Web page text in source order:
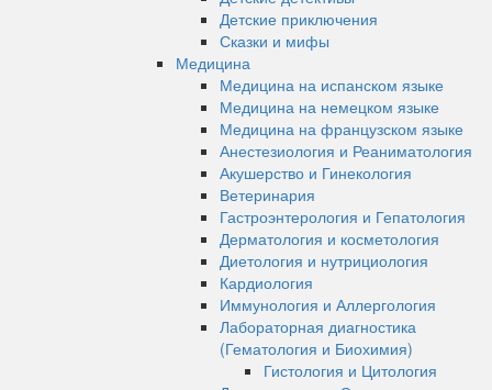
Детские приключения
Сказки и мифы
Медицина
Медицина на испанском языке
Медицина на немецком языке
Медицина на французском языке
Анестезиология и Реаниматология
Акушерство и Гинекология
Ветеринария
Гастроэнтерология и Гепатология
Дерматология и косметология
Диетология и нутрициология
Кардиология
Иммунология и Аллергология
Лабораторная диагностика
(Гематология и Биохимия)
Гистология и Цитология